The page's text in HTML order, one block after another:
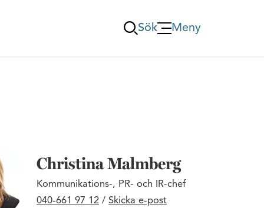
Sök
Öppna Meny
Meny
Christina Malmberg
Kommunikations-, PR- och IR-chef
040-661 97 12/ Skicka e-post